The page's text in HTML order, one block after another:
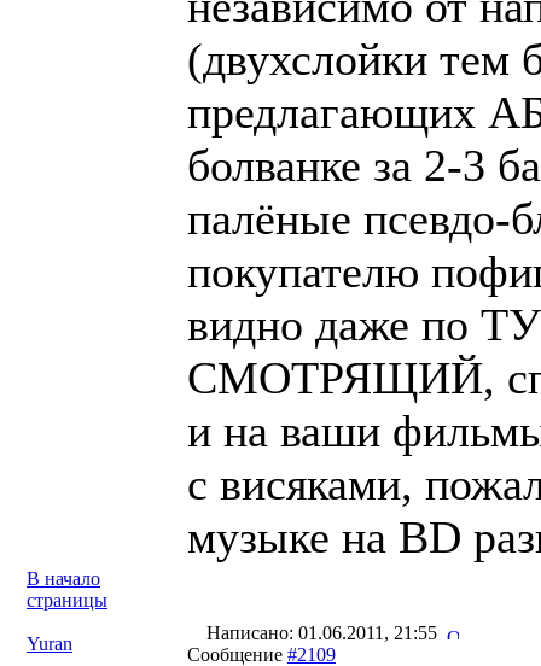
(двухслойки тем
предлагающих
болванке за 2-3
палёные псевдо-
покупателю
видно даже по
СМОТРЯЩИЙ,
и на ваши фильмы
с висяками,
музыке на BD
В начало
страницы
Yuran
Написано: 01.06.2011, 21:55
Сообщение #2109